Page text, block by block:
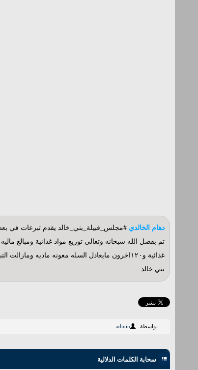
دهام الخالدي #مجلس_قبيلة_بني_خالد يقدم تبرعات في
غذائية و١٢٠اخرون مايعادل السله معونه
بني خالد
بواسطة : admin
سحابة الكلمات الدلالية